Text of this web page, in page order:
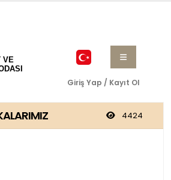
VE
Giriş Yap / Kayıt Ol
4424